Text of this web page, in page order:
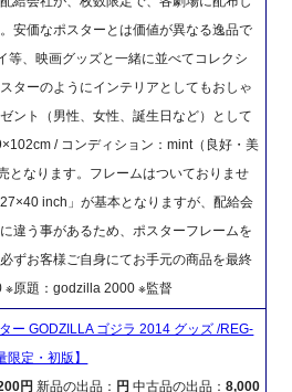
安価なポスターとは価値が異なる逸品で
等、映画グッズと一緒に並べてコレクシ
ターのようにインテリアとしてもおしゃ
ント（男性、女性、誕生日など）として
/ コンディション：mint（良好・美
となります。フレームはついておりませ
inch」が基本となりますが、配給会
違う事があるため、ポスターフレームを
ずお客様ご自身にてお手元の商品を最終
※原題：godzilla 2000 ※監督
ー GODZILLA ゴジラ 2014 グッズ /REG-
限定・初版】
円新品の出品： 円 中古品の出品：8,000